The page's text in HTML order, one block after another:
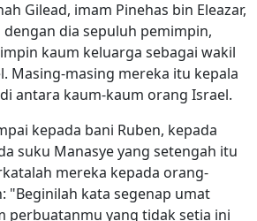
Gilead, imam Pinehas bin Eleazar,
dia sepuluh pemimpin,
kaum keluarga sebagai wakil
Masing-masing mereka itu kepala
antara kaum-kaum orang Israel.
kepada bani Ruben, kepada
suku Manasye yang setengah itu
mereka kepada orang-
"Beginilah kata segenap umat
perbuatanmu yang tidak setia ini